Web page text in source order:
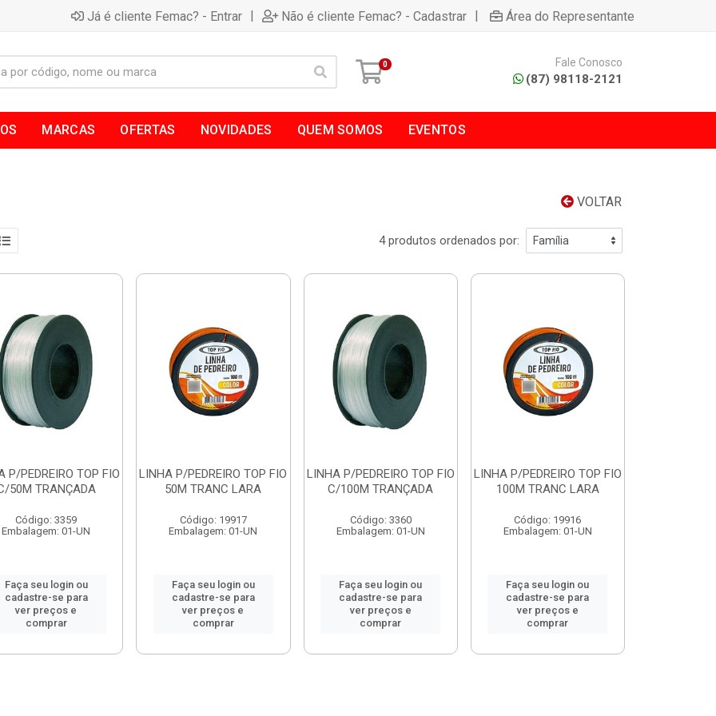
Já é cliente Femac? - Entrar | Não é cliente Femac? - Cadastrar | Área do Representante
0 Fale Conosco
(87) 98118-2121
MARCAS OFERTAS NOVIDADES QUEM SOMOS EVENTOS
VOLTAR
4 produtos ordenados por:
P/PEDREIRO TOP FIO
50M TRANÇADA
Código: 3359
Embalagem: 01-UN
Faça seu login ou
cadastre-se para
ver preços e
comprar
LINHA P/PEDREIRO TOP FIO
50M TRANC LARA
Código: 19917
Embalagem: 01-UN
Faça seu login ou
cadastre-se para
ver preços e
comprar
LINHA P/PEDREIRO TOP FIO
C/100M TRANÇADA
Código: 3360
Embalagem: 01-UN
Faça seu login ou
cadastre-se para
ver preços e
comprar
LINHA P/PEDREIRO TOP FIO
100M TRANC LARA
Código: 19916
Embalagem: 01-UN
Faça seu login ou
cadastre-se para
ver preços e
comprar